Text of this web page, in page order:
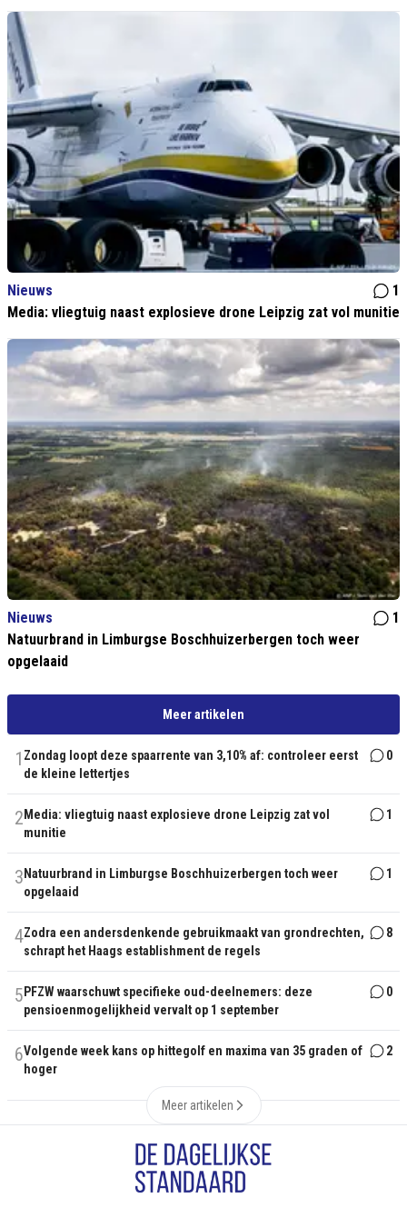
Nieuws
1
Media: vliegtuig naast explosieve drone Leipzig zat vol munitie
Nieuws
1
Natuurbrand in Limburgse Boschhuizerbergen toch weer
opgelaaid
Meer artikelen
1 Zondag loopt deze spaarrente van 3,10% af: controleer eerst
de kleine lettertjes
0
2 Media: vliegtuig naast explosieve drone Leipzig zat vol
munitie
1
3 Natuurbrand in Limburgse Boschhuizerbergen toch weer
opgelaaid
1
4Zodra een andersdenkende gebruikmaakt van grondrechten,
schrapt het Haags establishment de regels
8
5 PFZW waarschuwt specifieke oud-deelnemers: deze
pensioenmogelijkheid vervalt op 1 september
0
6Volgende week kans op hittegolf en maxima van 35 graden of
hoger
2
Meer artikelen